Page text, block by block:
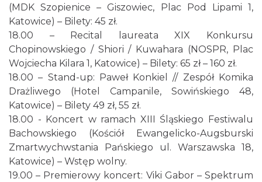
(MDK Szopienice – Giszowiec, Plac Pod Lipami 1,
Katowice) – Bilety: 45 zł.
18.00 – Recital laureata XIX Konkursu
Chopinowskiego / Shiori / Kuwahara (NOSPR, Plac
Wojciecha Kilara 1, Katowice) – Bilety: 65 zł – 160 zł.
18.00 – Stand-up: Paweł Konkiel // Zespół Komika
Drażliwego (Hotel Campanile, Sowińskiego 48,
Katowice) – Bilety 49 zł, 55 zł.
18.00 - Koncert w ramach XIII Śląskiego Festiwalu
Bachowskiego (Kościół Ewangelicko-Augsburski
Zmartwychwstania Pańskiego ul. Warszawska 18,
Katowice) – Wstęp wolny.
19.00 – Premierowy koncert: Viki Gabor – Spektrum